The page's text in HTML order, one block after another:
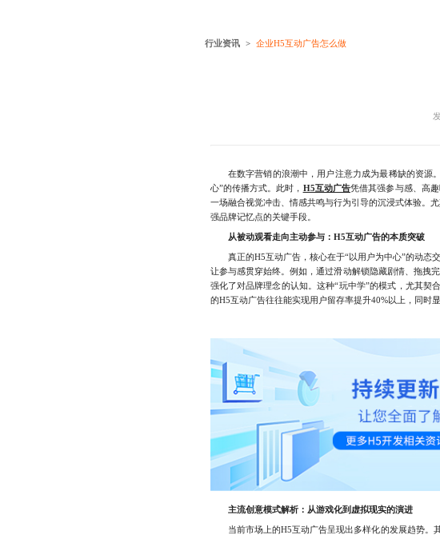
行业资讯 企业H5互动广告怎么做
在数字营销的浪潮中，用户注意力成为最稀缺的资源。
心”的传播方式。此时， H5互动广告凭借其强参与感、高
一场融合视觉冲击、情感共鸣与行为引导的沉浸式体验。
强品牌记忆点的关键手段。
从被动观看走向主动参与：H5互动广告的本质突破
真正的H5互动广告，核心在于“以用户为中心”的动态交
让参与感贯穿始终。例如，通过滑动解锁隐藏剧情、拖拽
强化了对品牌理念的认知。这种“玩中学”的模式，尤其
的H5互动广告往往能实现用户留存率提升40%以上，同时
主流创意模式解析：从游戏化到虚拟现实的演进
当前市场上的H5互动广告呈现出多样化的发展趋势。其